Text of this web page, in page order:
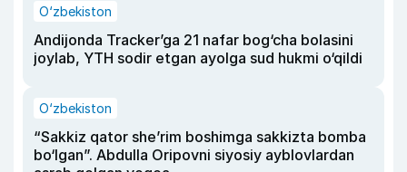
O‘zbekiston
Andijonda Tracker’ga 21 nafar bog‘cha bolasini
joylab, YTH sodir etgan ayolga sud hukmi o‘qildi
O‘zbekiston
“Sakkiz qator she’rim boshimga sakkizta bomba
bo‘lgan”. Abdulla Oripovni siyosiy ayblovlardan